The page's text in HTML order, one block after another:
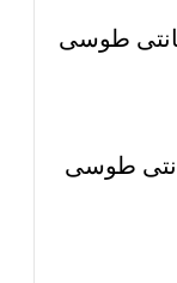
ترمووال 20 سانتی طوسی
ترمووال 20 سانتی طوسی